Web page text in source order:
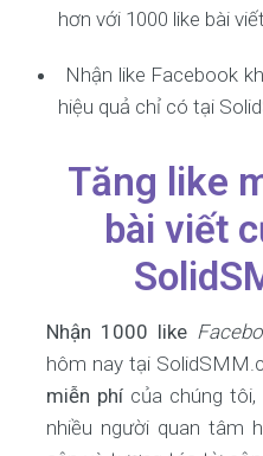
hơn với 1000 like bài
Nhận like Facebook
hiệu quả chỉ có tại
Tăng like
bài viết
Nhận 1000 like
hôm nay tại
miễn phícủa chúng tôi,
nhiều người quan tâm